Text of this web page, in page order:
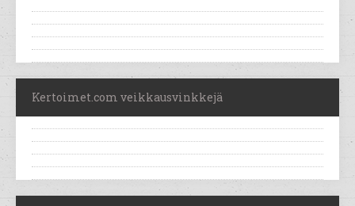
Kertoimet.com veikkausvinkkejä